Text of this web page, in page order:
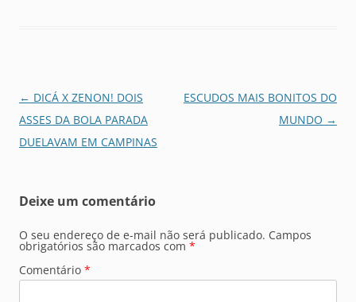
Navegação
de
posts
← DICÁ X ZENON! DOIS
ASSES DA BOLA PARADA
DUELAVAM EM CAMPINAS
ESCUDOS MAIS BONITOS DO
MUNDO →
Deixe um comentário
O seu endereço de e-mail não será publicado. Campos
obrigatórios são marcados com *
Comentário *